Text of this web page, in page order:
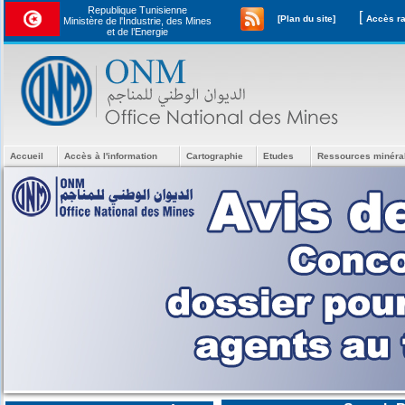
Republique Tunisienne
Ministère de l'Industrie, des Mines
et de l’Energie
[Plan du site] [
Accueil Accès à l'information Cartographie Etudes Ressources